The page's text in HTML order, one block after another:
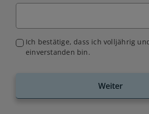
Ich bestätige, dass ich volljährig
einverstanden bin.
Weiter